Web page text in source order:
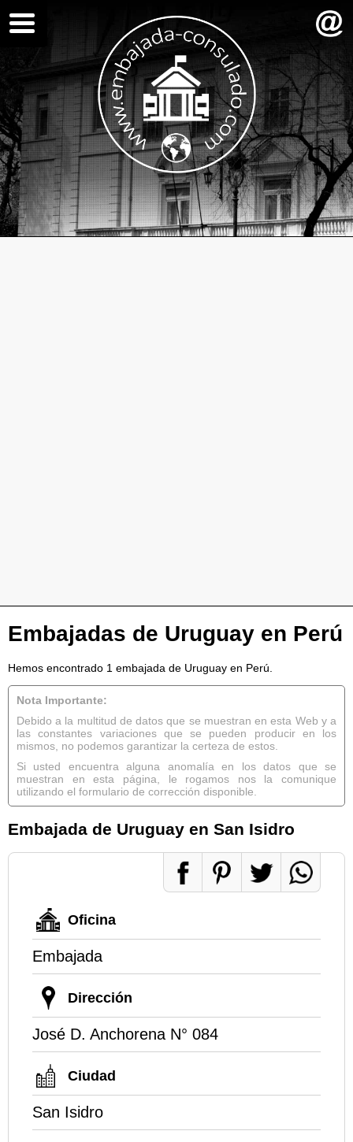
Embajadas de Uruguay en Perú
Hemos encontrado 1 embajada de Uruguay en Perú.
Nota Importante:
Debido a la multitud de datos que se muestran en esta Web y a
las constantes variaciones que se pueden producir en los
mismos, no podemos garantizar la certeza de estos.
Si usted encuentra alguna anomalía en los datos que se
muestran en esta página, le rogamos nos la comunique
utilizando el formulario de corrección disponible.
Embajada de Uruguay en San Isidro
Oficina
Embajada
Dirección
José D. Anchorena N° 084
Ciudad
San Isidro